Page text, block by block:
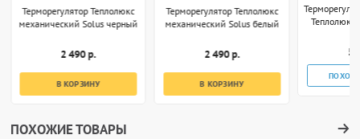
Терморегулятор Теплолюкс
механический Solus черный
2 490 р.
В КОРЗИНУ
Терморегулятор Теплолюкс
механический Solus белый
2 490 р.
В КОРЗИНУ
Теплолюкс
5
ПОХОЖИЕ ТОВАРЫ